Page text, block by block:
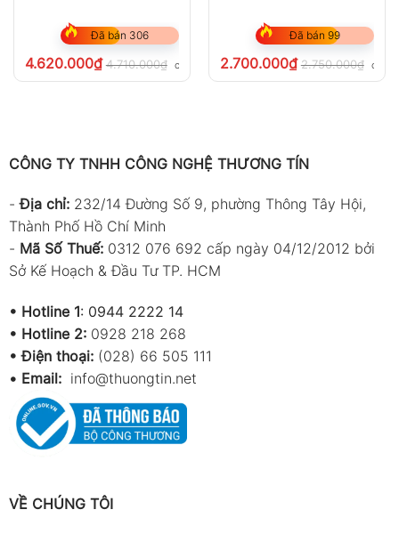
Đã bán 306
4.620.000₫ 4.710.000₫ chưa VAT 8%
Đã bán 99
2.700.000₫ 2.750.000₫ chưa
CÔNG TY TNHH CÔNG NGHỆ THƯƠNG TÍN
-Địa chỉ: 232/14 Đường Số 9, phường Thông Tây Hội,
Thành Phố Hồ Chí Minh
- Mã Số Thuế: 0312 076 692 cấp ngày 04/12/2012 bởi
Sở Kế Hoạch & Đầu Tư TP. HCM
• Hotline 1: 0944 2222 14
• Hotline 2: 0928 218 268
• Điện thoại: (028) 66 505 111
• Email: info@thuongtin.net
VỀ CHÚNG TÔI